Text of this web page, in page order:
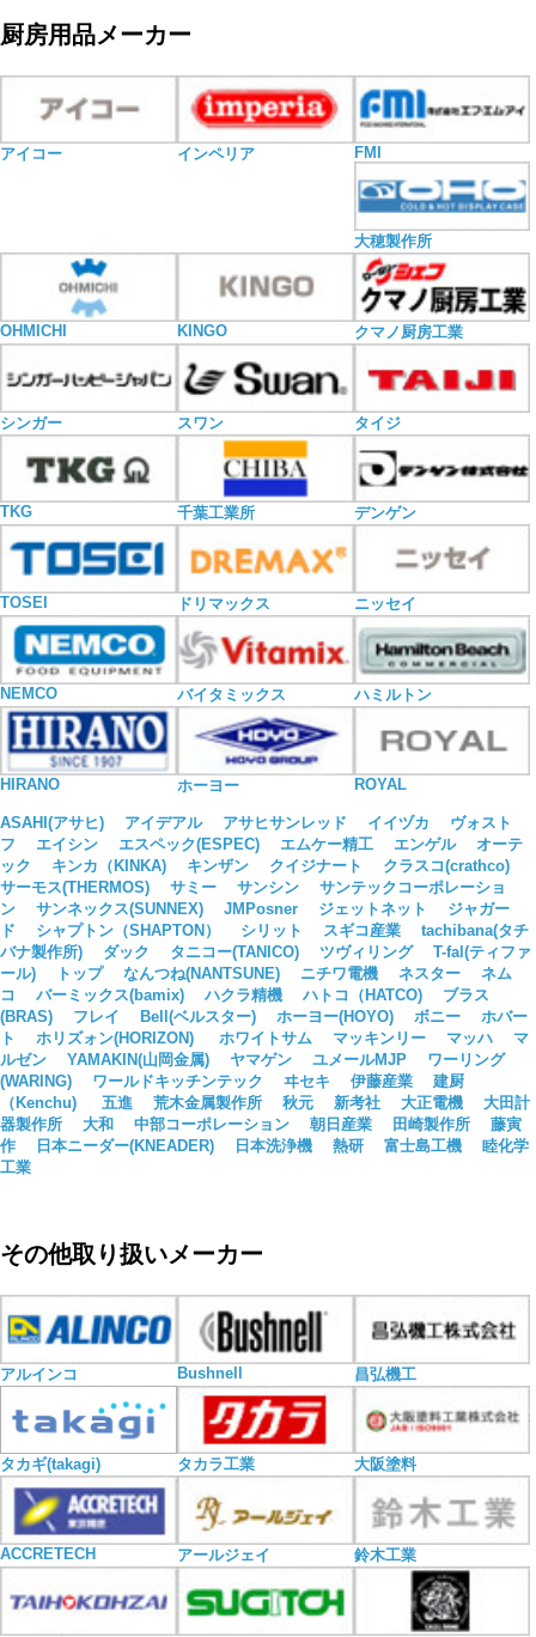
厨房用品メーカー
アイコー インペリア FMI
大穂製作所
OHMICHI KINGO クマノ厨房工業
シンガー スワン タイジ
TKG 千葉工業所 デンゲン
TOSEI ドリマックス ニッセイ
NEMCO バイタミックス ハミルトン
HIRANO ホーヨー ROYAL
ASAHI(アサヒ) アイデアル アサヒサンレッド イイヅカ
ヴォスト
フ
エイシン エスペック(ESPEC) エムケー精工 エンゲル
オーテ
ック
キンカ（KINKA) キンザン クイジナート
クラスコ(crathco)
サーモス(THERMOS)
サミー サンシン
サンテックコーポレーショ
ン
サンネックス(SUNNEX) JMPosner ジェットネット
ジャガー
ド
シャプトン（SHAPTON） シリット スギコ産業
tachibana(タチ
バナ製作所)
ダック タニコー(TANICO) ツヴィリング
T-fal(ティファ
ール)
トップ なんつね(NANTSUNE) ニチワ電機 ネスター
ネム
コ
バーミックス(bamix) ハクラ精機 ハトコ（HATCO)
ブラス
(BRAS)
フレイ Bell(ベルスター) ホーヨー(HOYO) ボニー
ホバー
ト
ホリズォン(HORIZON) ホワイトサム マッキンリー マッハ
マ
ルゼン
YAMAKIN(山岡金属) ヤマゲン ユメールMJP
ワーリング
(WARING)
ワールドキッチンテック ヰセキ 伊藤産業
建厨
（Kenchu)
五進 荒木金属製作所 秋元 新考社 大正電機
大田計
器製作所
大和 中部コーポレーション 朝日産業 田崎製作所
藤寅
作
日本ニーダー(KNEADER) 日本洗浄機 熱研 富士島工機
睦化学
工業
その他取り扱いメーカー
アルインコ Bushnell 昌弘機工
タカギ(takagi) タカラ工業 大阪塗料
ACCRETECH アールジェイ 鈴木工業